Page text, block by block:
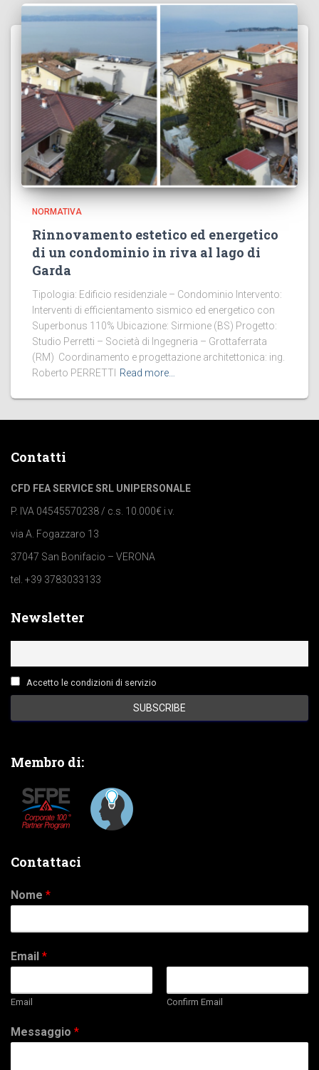
NORMATIVA
Rinnovamento estetico ed energetico
di un condominio in riva al lago di
Garda
Tipologia: Edificio residenziale – Condominio Intervento:
Interventi di efficientamento sismico ed energetico con
Superbonus 110% Ubicazione: Sirmione (BS) Progetto:
Studio Perretti – Società di Ingegneria – Grottaferrata
(RM) Coordinamento e progettazione architettonica: ing.
Roberto PERRETTI Read more…
Contatti
CFD FEA SERVICE SRL UNIPERSONALE
P. IVA 04545570238 / c.s. 10.000€ i.v.
via A. Fogazzaro 13
37047 San Bonifacio – VERONA
tel. +39 3783033133
Newsletter
Accetto le condizioni di servizio
Membro di:
Contattaci
Nome *
Email *
Email Confirm Email
Messaggio *